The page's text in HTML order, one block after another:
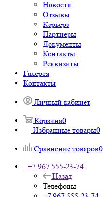
Новости
Отзывы
Карьера
Партнеры
Документы
Контакты
Реквизиты
Галерея
Контакты
Личный кабинет
Корзина0
Избранные товары0
Сравнение товаров0
+7 967 555-23-74
Назад
Телефоны